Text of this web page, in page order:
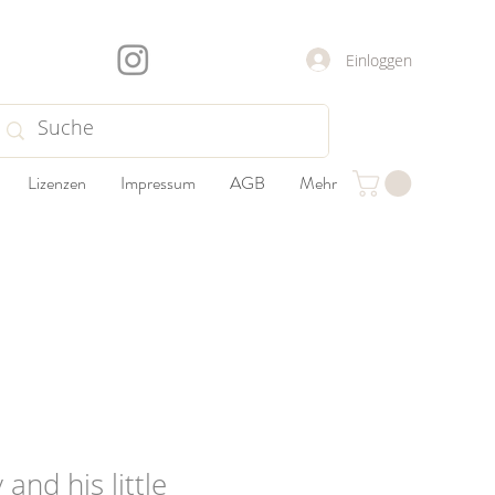
Einloggen
Lizenzen Impressum AGB Mehr
and his little